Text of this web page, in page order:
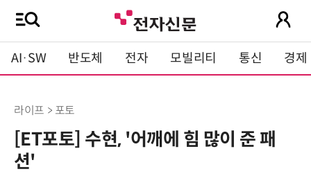
AI·SW 반도체 전자 모빌리티 통신 경제
라이프 > 포토
[ET포토] 수현, '어깨에 힘 많이 준 패
션'